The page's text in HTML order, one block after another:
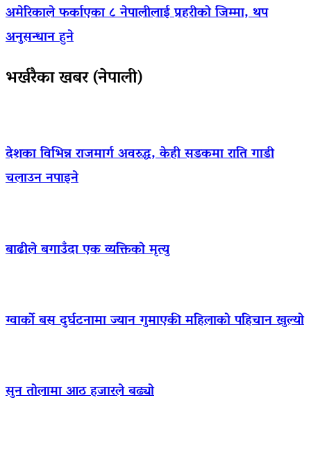
अमेरिकाले फर्काएका ८ नेपालीलाई प्रहरीको जिम्मा, थप
अनुसन्धान हुने
भर्खरैका खबर (नेपाली)
देशका विभिन्न राजमार्ग अवरुद्ध, केही सडकमा राति गाडी
चलाउन नपाइने
बाढीले बगाउँदा एक व्यक्तिको मृत्यु
ग्वार्को बस दुर्घटनामा ज्यान गुमाएकी महिलाको पहिचान खुल्यो
सुन तोलामा आठ हजारले बढ्यो